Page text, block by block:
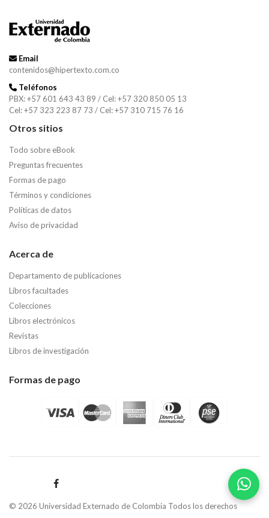
Email
contenidos@hipertexto.com.co
Teléfonos
PBX: +57 601 643 43 89 / Cel: +57 320 850 05 13
Cel: +57 323 223 87 73 / Cel: +57 310 715 76 16
Otros sitios
Todo sobre eBook
Preguntas frecuentes
Formas de pago
Términos y condiciones
Políticas de datos
Aviso de privacidad
Acerca de
Departamento de publicaciones
Libros facultades
Colecciones
Libros electrónicos
Revistas
Libros de investigación
Formas de pago
© 2026 Universidad Externado de Colombia Todos los derechos